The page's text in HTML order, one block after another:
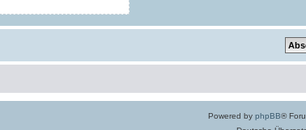
Powered by phpBB®